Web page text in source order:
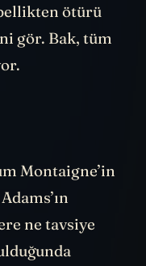
korkudan,
ötürü
gör. Bak, tüm
Montaigne’in
ne tavsiye